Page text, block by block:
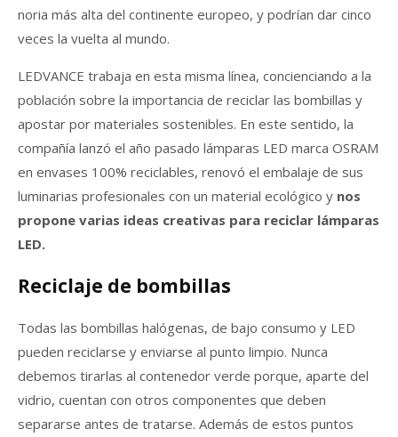
noria más alta del continente europeo, y podrían dar cinco
veces la vuelta al mundo.
LEDVANCE trabaja en esta misma línea, concienciando a la
población sobre la importancia de reciclar las bombillas y
apostar por materiales sostenibles. En este sentido, la
compañía lanzó el año pasado lámparas LED marca OSRAM
en envases 100% reciclables, renovó el embalaje de sus
luminarias profesionales con un material ecológico y nos
propone varias ideas creativas para reciclar lámparas
LED.
Reciclaje de bombillas
Todas las bombillas halógenas, de bajo consumo y LED
pueden reciclarse y enviarse al punto limpio. Nunca
debemos tirarlas al contenedor verde porque, aparte del
vidrio, cuentan con otros componentes que deben
separarse antes de tratarse. Además de estos puntos